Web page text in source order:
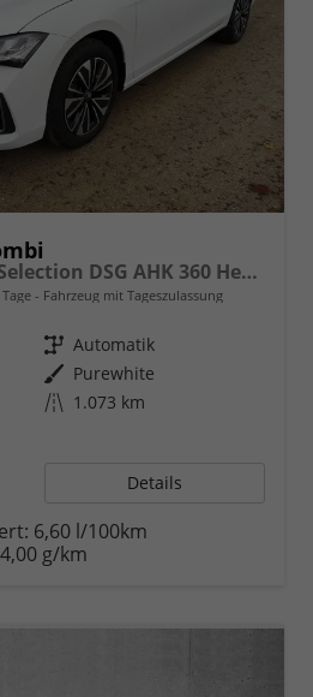
2.0 TDI 142kW 4x4 Selection DSG AHK 360 Head Up
Tage Fahrzeug mit Tageszulassung
Getriebe Automatik
Außenfarbe Purewhite
Kilometerstand 1.073 km
Details
6,60 l/100km
g/km